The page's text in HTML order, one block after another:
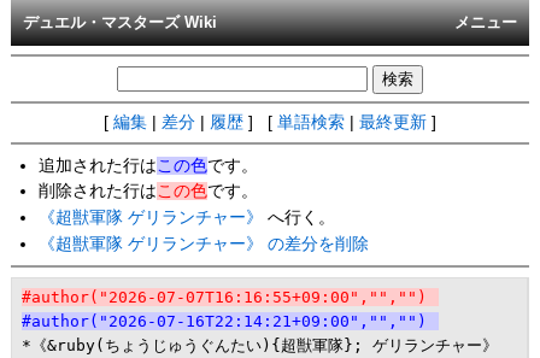
メニュー
デュエル・マスターズ Wiki
[ 編集 差分 履歴 ] [ 単語検索 最終更新 ]
追加された行は この色です。
削除された行はこの色です。
《超獣軍隊 ゲリランチャー》
へ行く。
《超獣軍隊 ゲリランチャー》 の差分を削除
#author("2026-07-07T16:16:55+09:00","","")
#author("2026-07-16T22:14:21+09:00","","")
*《&ruby(ちょうじゅうぐんたい){超獣軍隊}; ゲリランチャー》